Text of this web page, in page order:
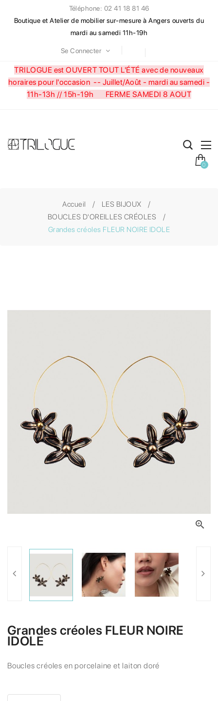
Téléphone: 02 41 18 81 46
Boutique et Atelier de mobilier sur-mesure à Angers ouverts du
mardi au samedi 11h-19h
Se Connecter
TRILOGUE est OUVERT TOUT L'ÉTÉ avec de nouveaux
horaires pour l'occasion -- Juillet/Août - mardi au samedi -
11h-13h // 15h-19h FERME SAMEDI 8 AOUT
0
Accueil
LES BIJOUX
BOUCLES D'OREILLES CRÉOLES
Grandes créoles FLEUR NOIRE IDOLE

Grandes créoles FLEUR NOIRE
IDOLE
Boucles créoles en porcelaine et laiton doré